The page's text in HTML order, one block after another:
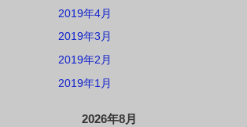
2019年4月
2019年3月
2019年2月
2019年1月
2026年8月